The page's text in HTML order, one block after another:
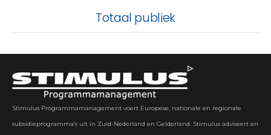
Totaal publiek
Stimulus Programmamanagement voert Europese, nationale en regionale
subsidieprogramma’s uit in Zuid-Nederland en Gelderland. Stimulus adviseert en